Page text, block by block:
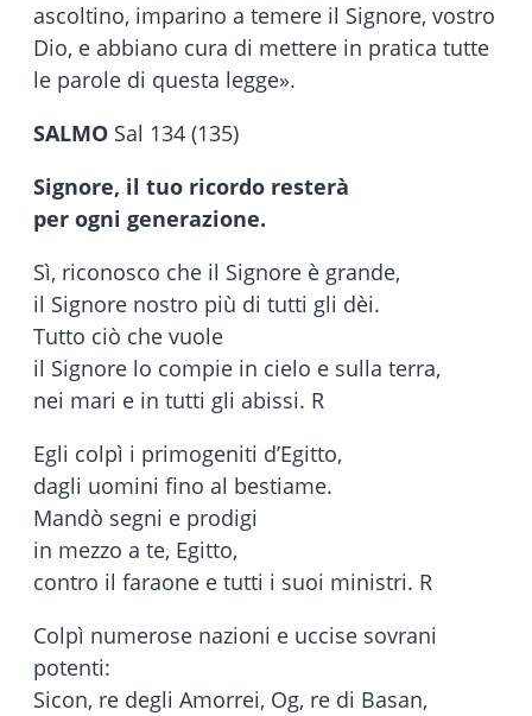
ascoltino, imparino a temere il Signore, vostro
Dio, e abbiano cura di mettere in pratica tutte
le parole di questa legge».
SALMO Sal 134 (135)
Signore, il tuo ricordo resterà
per ogni generazione.
Sì, riconosco che il Signore è grande,
il Signore nostro più di tutti gli dèi.
Tutto ciò che vuole
il Signore lo compie in cielo e sulla terra,
nei mari e in tutti gli abissi. R
Egli colpì i primogeniti d’Egitto,
dagli uomini fino al bestiame.
Mandò segni e prodigi
in mezzo a te, Egitto,
contro il faraone e tutti i suoi ministri. R
Colpì numerose nazioni e uccise sovrani
potenti:
Sicon, re degli Amorrei, Og, re di Basan,